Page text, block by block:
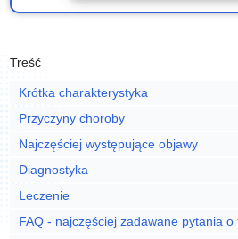
Treść
Krótka charakterystyka
Przyczyny choroby
Najczęściej występujące objawy
Diagnostyka
Leczenie
FAQ - najczęściej zadawane pytania o